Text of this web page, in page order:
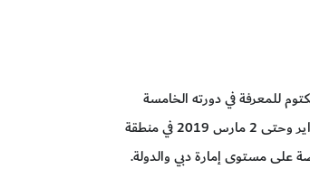
آل مكتوم للمعرفة في دورته الخامسة
تحت شعار جائزة "نوبل في الأدب – عوالم مشتركة» في الفترة من 3 فبراير وحتى 2 مارس 2019 في منطقة
على مستوى إمارة دبي والدولة.